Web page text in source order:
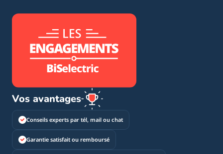
Vos avantages
Conseils experts par tél, mail ou chat
Garantie satisfait ou remboursé